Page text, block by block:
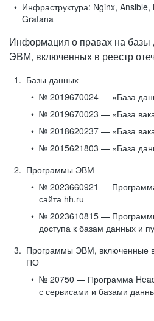
Инфраструктура: Nginx, Ansible,
Grafana
Информация о правах на базы
ЭВМ, включенных в реестр
Базы данных
№ 2019670024 — «База
№ 2019670023 — «База
№ 2018620237 — «База
№ 2015621803 — «База
Программы ЭВМ
№ 2023660921 —
сайта hh.ru
№ 2023610815 —
доступа к базам данных и
Программы ЭВМ, включенные в
ПО
№ 20750 — Программа
с сервисами и базами